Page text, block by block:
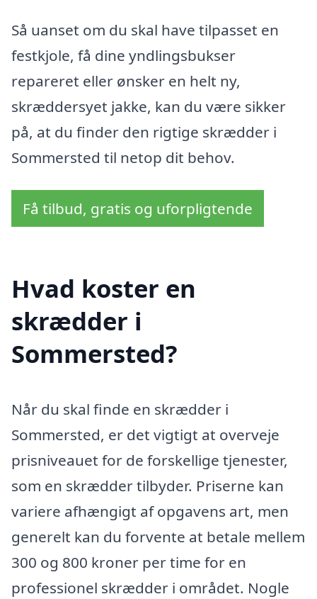
Så uanset om du skal have tilpasset en
festkjole, få dine yndlingsbukser
repareret eller ønsker en helt ny,
skræddersyet jakke, kan du være sikker
på, at du finder den rigtige skrædder i
Sommersted til netop dit behov.
Få tilbud, gratis og uforpligtende
Hvad koster en
skrædder i
Sommersted?
Når du skal finde en skrædder i
Sommersted, er det vigtigt at overveje
prisniveauet for de forskellige tjenester,
som en skrædder tilbyder. Priserne kan
variere afhængigt af opgavens art, men
generelt kan du forvente at betale mellem
300 og 800 kroner per time for en
professionel skrædder i området. Nogle